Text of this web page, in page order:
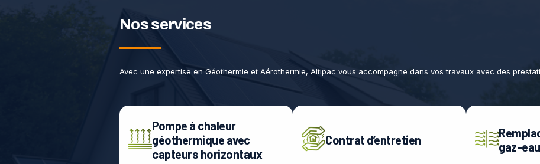
Nos services
Avec une expertise en Géothermie et Aérothermie, Altipac vous accompagne dans vos travaux avec des
Pompe à chaleur
géothermique avec
capteurs horizontaux
Contrat d’entretien
gaz-eau